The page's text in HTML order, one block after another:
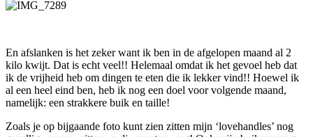
En afslanken is het zeker want ik ben in de afgelopen maand al 2
kilo kwijt. Dat is echt veel!! Helemaal omdat ik het gevoel heb dat
ik de vrijheid heb om dingen te eten die ik lekker vind!! Hoewel ik
al een heel eind ben, heb ik nog een doel voor volgende maand,
namelijk: een strakkere buik en taille!
Zoals je op bijgaande foto kunt zien zitten mijn ‘lovehandles’ nog